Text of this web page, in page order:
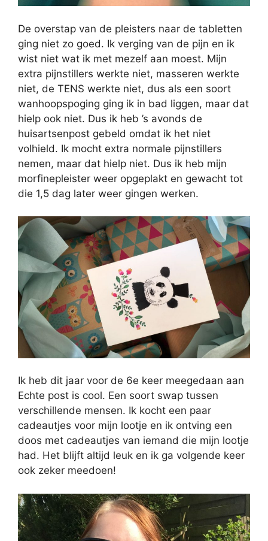
De overstap van de pleisters naar de tabletten
ging niet zo goed. Ik verging van de pijn en ik
wist niet wat ik met mezelf aan moest. Mijn
extra pijnstillers werkte niet, masseren werkte
niet, de TENS werkte niet, dus als een soort
wanhoopspoging ging ik in bad liggen, maar dat
hielp ook niet. Dus ik heb ’s avonds de
huisartsenpost gebeld omdat ik het niet
volhield. Ik mocht extra normale pijnstillers
nemen, maar dat hielp niet. Dus ik heb mijn
morfinepleister weer opgeplakt en gewacht tot
die 1,5 dag later weer gingen werken.
Ik heb dit jaar voor de 6e keer meegedaan aan
Echte post is cool. Een soort swap tussen
verschillende mensen. Ik kocht een paar
cadeautjes voor mijn lootje en ik ontving een
doos met cadeautjes van iemand die mijn lootje
had. Het blijft altijd leuk en ik ga volgende keer
ook zeker meedoen!